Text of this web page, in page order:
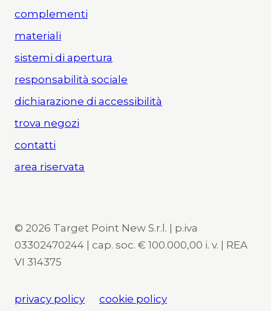
complementi
materiali
sistemi di apertura
responsabilità sociale
dichiarazione di accessibilità
trova negozi
contatti
area riservata
© 2026 Target Point New S.r.l. | p.iva
03302470244 | cap. soc. € 100.000,00 i. v. | REA
VI 314375
privacy policy cookie policy